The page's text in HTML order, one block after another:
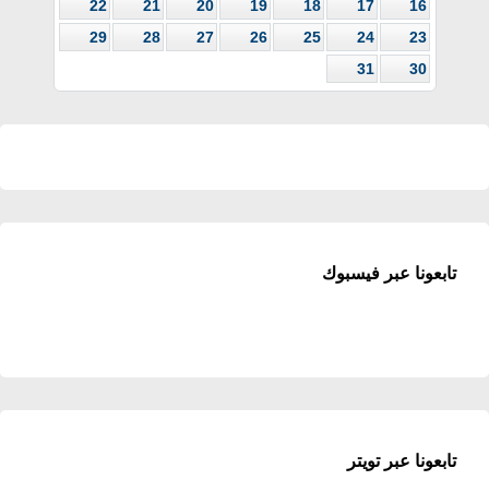
16
17
18
19
20
21
22
23
24
25
26
27
28
29
30
31
تابعونا عبر فيسبوك
تابعونا عبر تويتر